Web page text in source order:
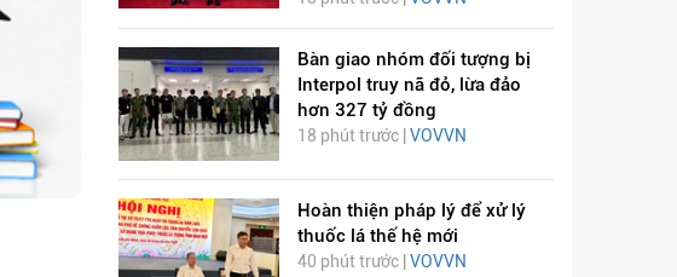
DỊCH VIÊM PHỔI COVID-
19
HÁT LÊN VIỆT NAM
Bàn giao nhóm đối tượng bị
Interpol truy nã đỏ, lừa đảo
hơn 327 tỷ đồng
18 phút trước | VOVVN
Hoàn thiện pháp lý để xử lý
thuốc lá thế hệ mới
40 phút trước | VOVVN